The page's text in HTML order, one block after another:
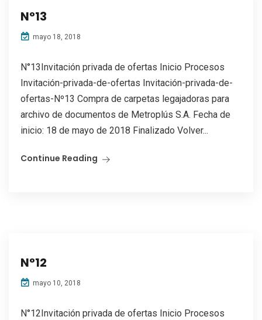
N°13
mayo 18, 2018
N°13Invitación privada de ofertas Inicio Procesos
Invitación-privada-de-ofertas Invitación-privada-de-
ofertas-Nº13 Compra de carpetas legajadoras para
archivo de documentos de Metroplús S.A. Fecha de
inicio: 18 de mayo de 2018 Finalizado Volver...
Continue Reading
N°12
mayo 10, 2018
N°12Invitación privada de ofertas Inicio Procesos